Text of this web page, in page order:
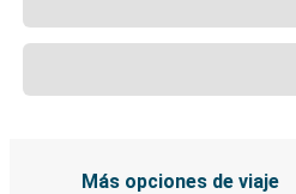
Más opciones de viaje